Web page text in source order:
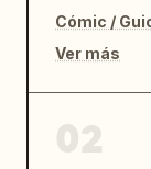
Cómic /
Ver más